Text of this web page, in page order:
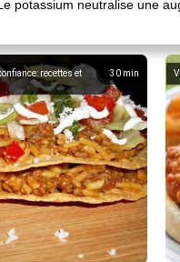
potassium neutralise une
30 min
recettes et